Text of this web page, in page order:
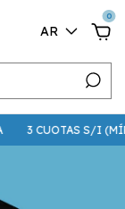
AR
0
3 CUOTAS S/I